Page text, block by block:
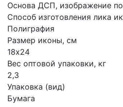
Основа ДСП, изображение
Способ изготовления лика
Полиграфия
Размер иконы, см
18х24
Вес оптовой упаковки, кг
2,3
Упаковка (вид)
Бумага